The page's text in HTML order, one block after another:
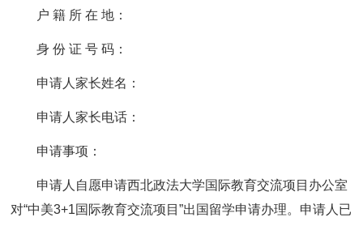
户 籍 所 在 地：
身 份 证 号 码：
申请人家长姓名：
申请人家长电话：
申请事项：
申请人自愿申请西北政法大学国际教育交流项目办公室
对“中美3+1国际教育交流项目”出国留学申请办理。申请人已